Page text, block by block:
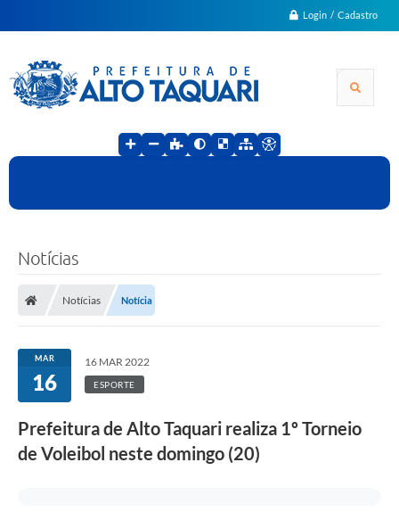
Login / Cadastro
Notícias
Notícias Notícia
MAR
16
16 MAR 2022
ESPORTE
Prefeitura de Alto Taquari realiza 1º Torneio
de Voleibol neste domingo (20)